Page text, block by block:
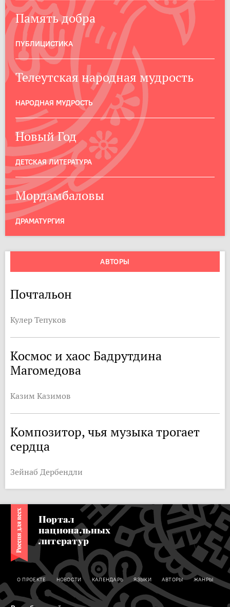
Память добра
ПУБЛИЦИСТИКА
Телеутская народная мудрость
НАРОДНАЯ МУДРОСТЬ
Новый Год
ДЕТСКАЯ ЛИТЕРАТУРА
Мордамбаловы
ДРАМАТУРГИЯ
АВТОРЫ
Почтальон
Кулер Тепуков
Космос и хаос Бадрутдина
Магомедова
Казим Казимов
Композитор, чья музыка трогает
сердца
Зейнаб Дербендли
Портал
национальных
литератур
О ПРОЕКТЕ НОВОСТИ КАЛЕНДАРЬ ЯЗЫКИ АВТОРЫ ЖАНРЫ